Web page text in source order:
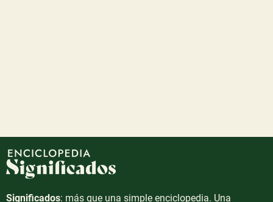
Significados: más que una simple enciclopedia. Una